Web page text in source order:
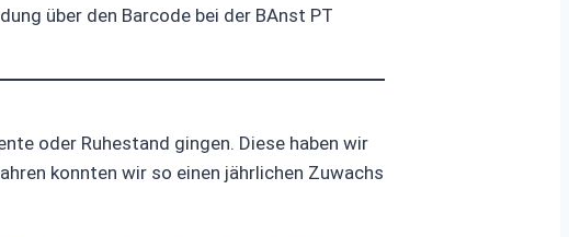
über den Barcode bei der BAnst PT
oder Ruhestand gingen. Diese haben wir
konnten wir so einen jährlichen Zuwachs